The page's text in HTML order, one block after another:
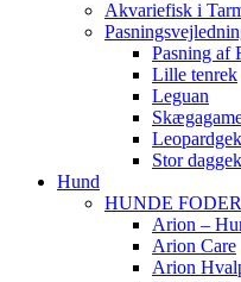
Akvariefisk i
Pasning af
Lille tenrek
Leguan
Stor
Hund
HUNDE FODER
Arion –
Arion Care
Arion